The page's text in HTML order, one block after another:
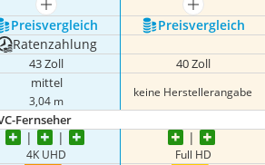
mehr anzeigen mehr anzeigen
Preis­vergleich Preis­vergleich
Ratenzahlung
43 Zoll 40 Zoll
mittel
3,04 m
keine Herstellerangabe
Fernseher
4K UHD Full HD